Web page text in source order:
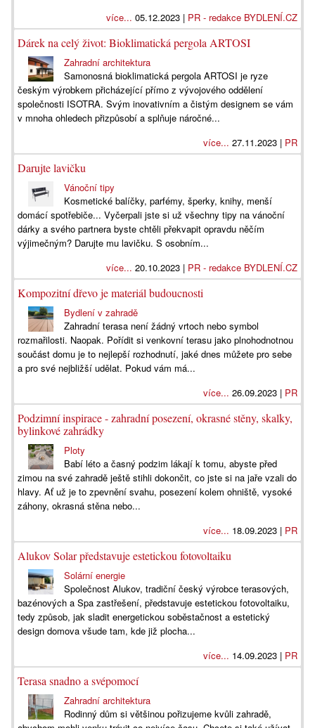
více... 05.12.2023 | PR - redakce BYDLENÍ.CZ
Dárek na celý život: Bioklimatická pergola ARTOSI
Zahradní architektura
Samonosná bioklimatická pergola ARTOSI je ryze
českým výrobkem přicházející přímo z vývojového oddělení
společnosti ISOTRA. Svým inovativním a čistým designem se vám
v mnoha ohledech přizpůsobí a splňuje náročné...
více... 27.11.2023 | PR
Darujte lavičku
Vánoční tipy
Kosmetické balíčky, parfémy, šperky, knihy, menší
domácí spotřebiče... Vyčerpali jste si už všechny tipy na vánoční
dárky a svého partnera byste chtěli překvapit opravdu něčím
výjimečným? Darujte mu lavičku. S osobním...
více... 20.10.2023 | PR - redakce BYDLENÍ.CZ
Kompozitní dřevo je materiál budoucnosti
Bydlení v zahradě
Zahradní terasa není žádný vrtoch nebo symbol
rozmařilosti. Naopak. Pořídit si venkovní terasu jako plnohodnotnou
součást domu je to nejlepší rozhodnutí, jaké dnes můžete pro sebe
a pro své nejbližší udělat. Pokud vám má...
více... 26.09.2023 | PR
Podzimní inspirace - zahradní posezení, okrasné stěny, skalky,
bylinkové zahrádky
Ploty
Babí léto a časný podzim lákají k tomu, abyste před
zimou na své zahradě ještě stihli dokončit, co jste si na jaře vzali do
hlavy. Ať už je to zpevnění svahu, posezení kolem ohniště, vysoké
záhony, okrasná stěna nebo...
více... 18.09.2023 | PR
Alukov Solar představuje estetickou fotovoltaiku
Solární energie
Společnost Alukov, tradiční český výrobce terasových,
bazénových a Spa zastřešení, představuje estetickou fotovoltaiku,
tedy způsob, jak sladit energetickou soběstačnost a estetický
design domova všude tam, kde již plocha...
více... 14.09.2023 | PR
Terasa snadno a svépomocí
Zahradní architektura
Rodinný dům si většinou pořizujeme kvůli zahradě,